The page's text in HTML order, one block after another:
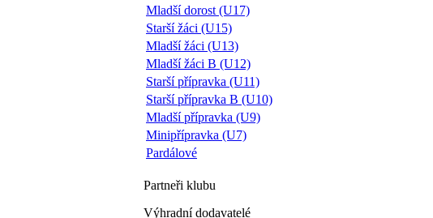
Mladší dorost (U17)
Starší žáci (U15)
Mladší žáci (U13)
Mladší žáci B (U12)
Starší přípravka (U11)
Starší přípravka B (U10)
Mladší přípravka (U9)
Minipřípravka (U7)
Pardálové
Partneři klubu
Výhradní dodavatelé